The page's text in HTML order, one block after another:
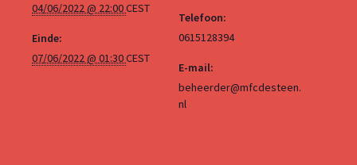
04/06/2022 @ 22:00CEST
Einde:
07/06/2022 @ 01:30CEST
Telefoon:
0615128394
E-mail:
beheerder@mfcdesteen.
nl